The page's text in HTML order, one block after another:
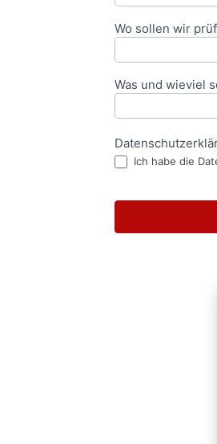
Wo sollen wir
Was und wieviel
Ich habe die